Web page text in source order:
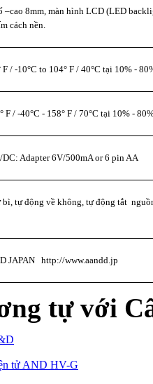
–cao 8mm, màn hình LCD (LED
cách nền.
F / -10°C to 104° F / 40°C tại 10% -
F / -40°C - 158° F / 70°C tại 10% -
DC: Adapter 6V/500mA or 6 pin AA
bì, tự động về không, tự động tắt
JAPAN http://www.aandd.jp
tự với